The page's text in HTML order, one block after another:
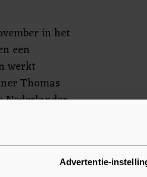
Advertentie-
in het
een
werkt
Thomas
Nederlander
2 van
tegen het
en VfL